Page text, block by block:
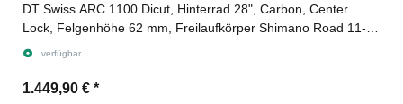
DT Swiss ARC 1100 Dicut, Hinterrad 28", Carbon, Center
Lock, Felgenhöhe 62 mm, Freilaufkörper Shimano Road 11-
fach für Steckachse 12/142 mm TA, Ratchet EXP
verfügbar
1.449,90 € *